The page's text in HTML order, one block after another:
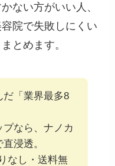
ない方がいい人、
院で失敗しにくい
とめます。
だ「業界最多8
なら、ナノカ
浸透。
なし・送料無